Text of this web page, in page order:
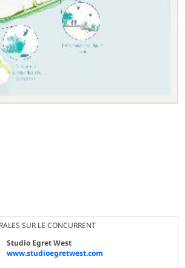
SUR LE CONCURRENT
Studio Egret West
www.studioegretwest.com